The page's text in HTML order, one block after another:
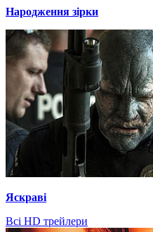
Народження зірки
Яскраві
Всі HD трейлери